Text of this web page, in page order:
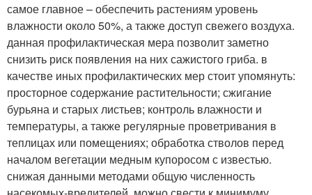
самое главное – обеспечить растениям уровень
влажности около 50%, а также доступ свежего воздуха.
данная профилактическая мера позволит заметно
снизить риск появления на них сажистого гриба. в
качестве иных профилактических мер стоит упомянуть:
просторное содержание растительности; сжигание
бурьяна и старых листьев; контроль влажности и
температуры, а также регулярные проветривания в
теплицах или помещениях; обработка стволов перед
началом вегетации медным купоросом с известью.
снижая данными методами общую численность